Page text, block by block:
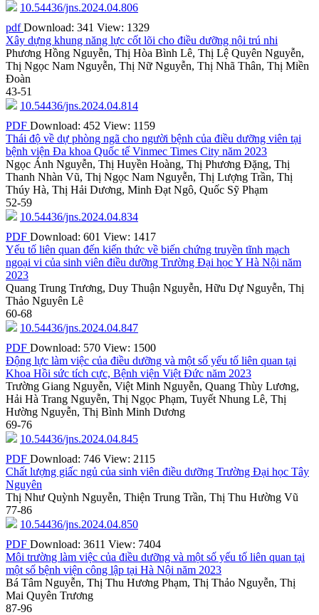
10.54436/jns.2024.04.806
pdfDownload: 341 View: 1329
Xây dựng khung năng lực cốt lõi cho điều dưỡng nội trú nhi
Phương Hồng Nguyễn, Thị Hòa Bình Lê, Thị Lệ Quyên Nguyễn,
Thị Ngọc Nam Nguyễn, Thị Nữ Nguyễn, Thị Nhã Thân, Thị Miền
Đoàn
43-51
10.54436/jns.2024.04.814
PDF Download: 452 View: 1159
Thái độ về dự phòng ngã cho người bệnh của điều dưỡng viên tại
bệnh viện Đa khoa Quốc tế Vinmec Times City năm 2023
Ngọc Ánh Nguyễn, Thị Huyền Hoàng, Thị Phương Đặng, Thị
Thanh Nhàn Vũ, Thị Ngọc Nam Nguyễn, Thị Lượng Trần, Thị
Thúy Hà, Thị Hải Dương, Minh Đạt Ngô, Quốc Sỹ Phạm
52-59
10.54436/jns.2024.04.834
PDF Download: 601 View: 1417
Yếu tố liên quan đến kiến thức về biến chứng truyền tĩnh mạch
ngoại vi của sinh viên điều dưỡng Trường Đại học Y Hà Nội năm
2023
Quang Trung Trương, Duy Thuận Nguyễn, Hữu Dự Nguyễn, Thị
Thảo Nguyên Lê
60-68
10.54436/jns.2024.04.847
PDF Download: 570 View: 1500
Động lực làm việc của điều dưỡng và một số yếu tố liên quan tại
Khoa Hồi sức tích cực, Bệnh viện Việt Đức năm 2023
Trường Giang Nguyễn, Việt Minh Nguyễn, Quang Thùy Lương,
Hải Hà Trang Nguyễn, Thị Ngọc Phạm, Tuyết Nhung Lê, Thị
Hường Nguyễn, Thị Bình Minh Dương
69-76
10.54436/jns.2024.04.845
PDF Download: 746 View: 2115
Chất lượng giấc ngủ của sinh viên điều dưỡng Trường Đại học Tây
Nguyên
Thị Như Quỳnh Nguyễn, Thiện Trung Trần, Thị Thu Hường Vũ
77-86
10.54436/jns.2024.04.850
PDF Download: 3611 View: 7404
Môi trường làm việc của điều dưỡng và một số yếu tố liên quan tại
một số bệnh viện công lập tại Hà Nội năm 2023
Bá Tâm Nguyễn, Thị Thu Hương Phạm, Thị Thảo Nguyễn, Thị
Mai Quyên Trương
87-96